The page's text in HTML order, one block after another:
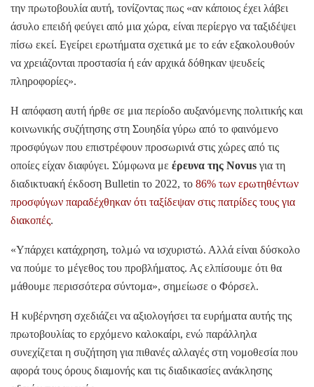
την πρωτοβουλία αυτή, τονίζοντας πως «αν κάποιος έχει λάβει
άσυλο επειδή φεύγει από μια χώρα, είναι περίεργο να ταξιδέψει
πίσω εκεί. Εγείρει ερωτήματα σχετικά με το εάν εξακολουθούν
να χρειάζονται προστασία ή εάν αρχικά δόθηκαν ψευδείς
πληροφορίες».
Η απόφαση αυτή ήρθε σε μια περίοδο αυξανόμενης πολιτικής και
κοινωνικής συζήτησης στη Σουηδία γύρω από το φαινόμενο
προσφύγων που επιστρέφουν προσωρινά στις χώρες από τις
οποίες είχαν διαφύγει. Σύμφωνα με έρευνα της Novus για τη
διαδικτυακή έκδοση Bulletin το 2022, το 86% των ερωτηθέντων
προσφύγων παραδέχθηκαν ότι ταξίδεψαν στις πατρίδες τους για
διακοπές.
«Υπάρχει κατάχρηση, τολμώ να ισχυριστώ. Αλλά είναι δύσκολο
να πούμε το μέγεθος του προβλήματος. Ας ελπίσουμε ότι θα
μάθουμε περισσότερα σύντομα», σημείωσε ο Φόρσελ.
Η κυβέρνηση σχεδιάζει να αξιολογήσει τα ευρήματα αυτής της
πρωτοβουλίας το ερχόμενο καλοκαίρι, ενώ παράλληλα
συνεχίζεται η συζήτηση για πιθανές αλλαγές στη νομοθεσία που
αφορά τους όρους διαμονής και τις διαδικασίες ανάκλησης